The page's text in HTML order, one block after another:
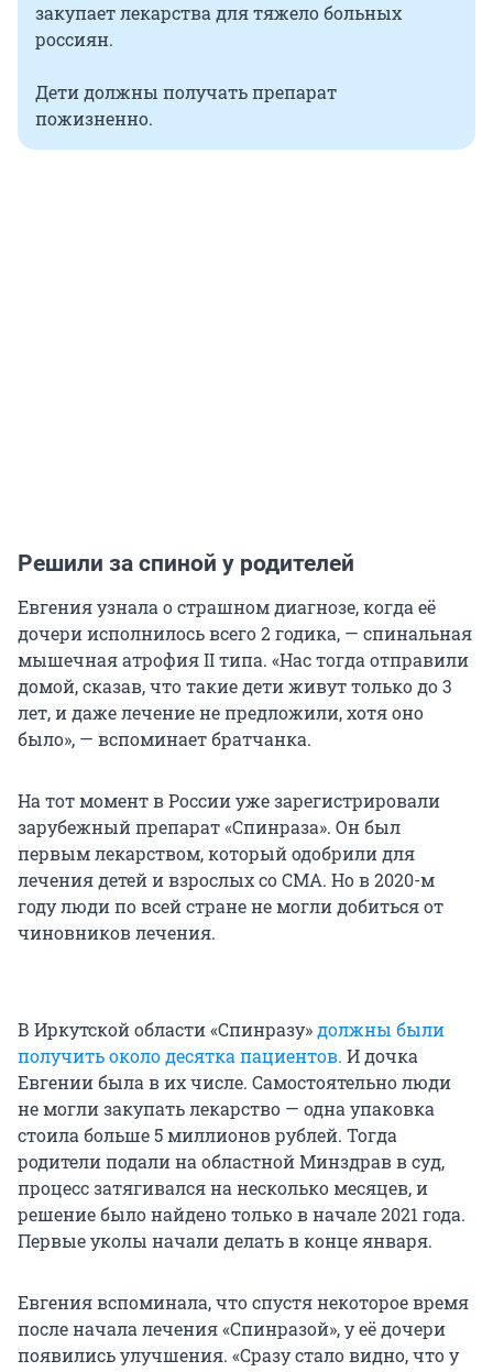
закупает лекарства для тяжело больных
россиян.
Дети должны получать препарат
пожизненно.
Решили за спиной у родителей
Евгения узнала о страшном диагнозе, когда её
дочери исполнилось всего 2 годика, — спинальная
мышечная атрофия II типа. «Нас тогда отправили
домой, сказав, что такие дети живут только до 3
лет, и даже лечение не предложили, хотя оно
было», — вспоминает братчанка.
На тот момент в России уже зарегистрировали
зарубежный препарат «Спинраза». Он был
первым лекарством, который одобрили для
лечения детей и взрослых со СМА. Но в 2020-м
году люди по всей стране не могли добиться от
чиновников лечения.
В Иркутской области «Спинразу»должны были
получить около десятка пациентов. И дочка
Евгении была в их числе. Самостоятельно люди
не могли закупать лекарство — одна упаковка
стоила больше 5 миллионов рублей. Тогда
родители подали на областной Минздрав в суд,
процесс затягивался на несколько месяцев, и
решение было найдено только в начале 2021 года.
Первые уколы начали делать в конце января.
Евгения вспоминала, что спустя некоторое время
после начала лечения «Спинразой», у её дочери
появились улучшения. «Сразу стало видно, что у